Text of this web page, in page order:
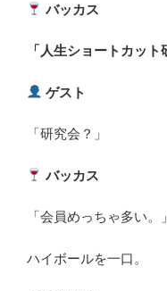
バッカス
「人生ショートカット
ゲスト
「研究会？」
バッカス
「会員めっちゃ多い。」
ハイボールを一口。